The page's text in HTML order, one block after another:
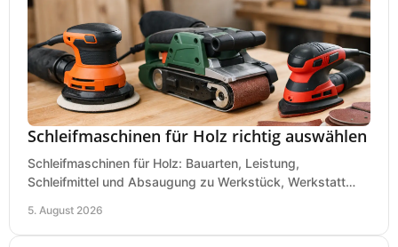
Schleifmaschinen für Holz richtig auswählen
Schleifmaschinen für Holz: Bauarten, Leistung,
Schleifmittel und Absaugung zu Werkstück, Werkstatt
5. August 2026